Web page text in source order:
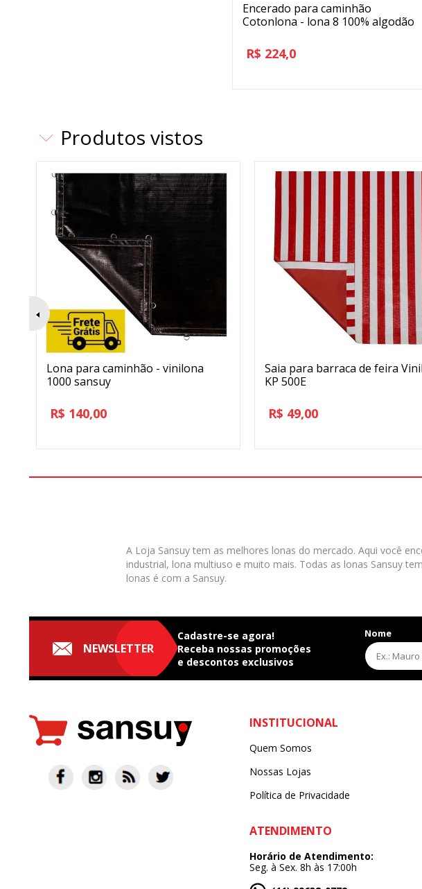
Encerado para caminhão
Cotonlona - lona 8 100% algodão
R$ 224,0
Produtos vistos
Lona para caminhão - vinilona
1000 sansuy
R$ 140,00
Saia para barraca de feira
KP 500E
R$ 49,00
A Loja Sansuy tem as melhores lonas do mercado. Aqui você
industrial, lona multiuso e muito mais. Todas as lonas Sansuy
lonas é com a Sansuy.
NEWSLETTER
Cadastre-se agora!
Receba nossas promoções
e descontos exclusivos
Nome
INSTITUCIONAL
Quem Somos
Nossas Lojas
Política de Privacidade
ATENDIMENTO
Horário de Atendimento:
Seg. à Sex. 8h às 17:00h